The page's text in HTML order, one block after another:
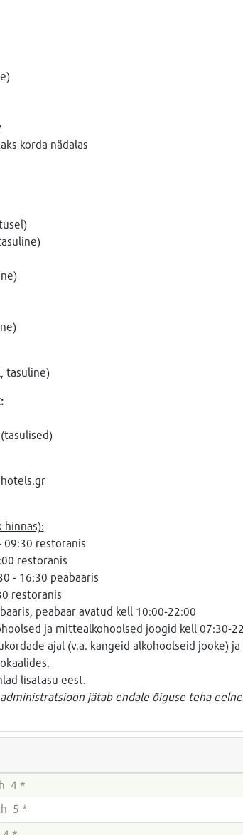
korda nädalas
tasuline)
hinnas):
09:30 restoranis
restoranis
- 16:30 peabaaris
restoranis
peabaar avatud kell 10:00-22:00
ja mittealkohoolsed joogid kell 07:30-
ajal (v.a. kangeid alkohoolseid jooke)
lisatasu eest.
jätab endale õiguse teha
4 *
5 *